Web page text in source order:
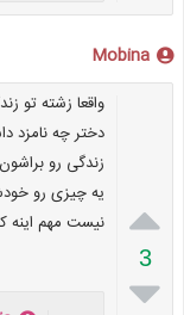
Mobina

3

واقعا زشته
دختر چه نامزد
زندگی رو
یه چیزی رو
نیست مهم اینه